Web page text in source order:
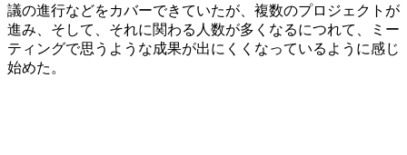
議の進行などをカバーできていたが、複数のプロジェクトが
進み、そして、それに関わる人数が多くなるにつれて、ミー
ティングで思うような成果が出にくくなっているように感じ
始めた。